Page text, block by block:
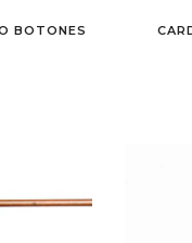
BOTONES